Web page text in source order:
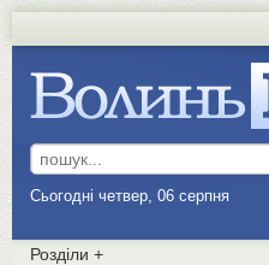
Сьогодні четвер, 06 серпня
Розділи +